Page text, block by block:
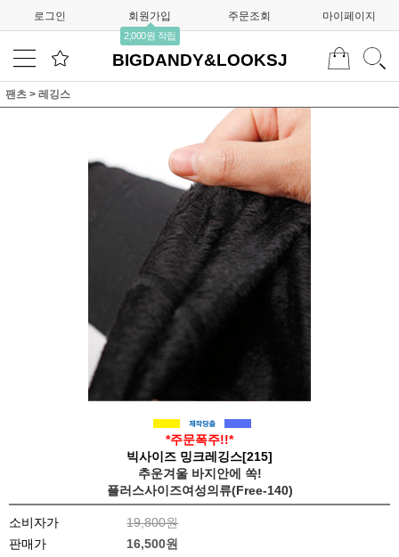
로그인 회원가입
2,000원 적립
주문조회 마이페이지
BIGDANDY&LOOKSJ
팬츠 > 레깅스
*주문폭주!!*
빅사이즈 밍크레깅스[215]
추운겨울 바지안에 쏙!
플러스사이즈여성의류(Free-140)
소비자가
19,800원
판매가
16,500원